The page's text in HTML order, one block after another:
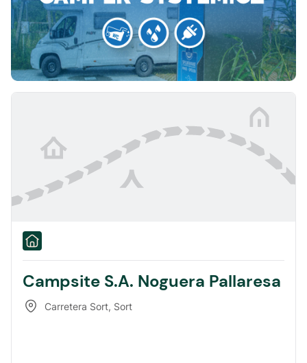
Campsite S.A. Noguera Pallaresa
Carretera Sort, Sort